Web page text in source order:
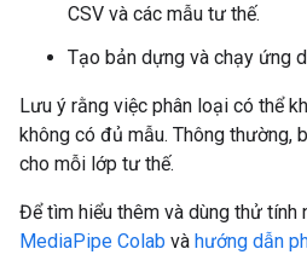
CSV và các mẫu tư thế.
Tạo bản dựng và chạy ứng
Lưu ý rằng việc phân loại có thể
không có đủ mẫu. Thông thường,
cho mỗi lớp tư thế.
Để tìm hiểu thêm và dùng thử tính
MediaPipe Colab và hướng dẫn